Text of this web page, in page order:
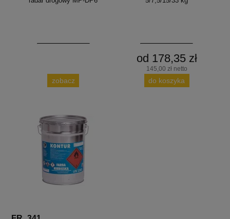
zobacz
od 178,35 zł
145,00 zł netto
do koszyka